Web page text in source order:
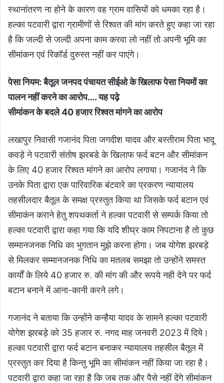
स्थानांतरण ना होने के कारण वह ग्राम वासियों को धमका रहा है।
हल्का पटवारी द्वारा ग्रामीणों से रिश्वत की मांग करते हुए कहा जा रहा
है कि जल्दी से जल्दी अपना काम करवा लो नहीं तो अपनी भूमि का
सीमांकन एवं रिकॉर्ड दुरुस्त नहीं कर पाएंगे।
पेसा नियम: बैतूल जनपद पंचायत सीईओ के खिलाफ पेसा नियमों का
पालन नहीं करने का आरोप…. यह पढ़े
सीमांकन के बदले 40 हजार रिश्वत मांगने का आरोप
लखापुर निवासी गजानंद पिता जगदीश यादव और बस्तीराम पिता भादू
कवड़े ने पटवारी संतोष झरबडे के खिलाफ फर्द बटन और सीमांकन
के लिए 40 हजार रिश्वत मांगने का आरोप लगाया। गजानंद ने कि
उनके पिता द्वारा एक पारिवारिक बंटवारे का प्रकरण न्यायालय
तहसीलदार बैतूल के समक्ष प्रस्तुत किया था जिसके फर्द बटान एवं
सीमाकंन कराने हेतु शपथकर्ता ने हल्का पटवारी से सम्पर्क किया तो
हल्का पटवारी द्वारा कहा गया कि यदि शीघ्र काम निपटाना है तो कुछ
सम्मानजनक निधि का भुगतान मुझे करना होगा। जब योगेश झरबड़े
से मिलकर सम्मानजनक निधि का मतलब समझा तो उन्होंने समस्त
कार्यों के लिये 40 हजार रु. की मांग की और रूपये नही देने पर फर्द
बटान बनाने में आना-कानी करने लगे।
गजानंद ने बताया कि उन्होंने कन्हैया यादव के सामने हल्का पटवारी
योगेश झरबड़े को 35 हजार रु. नगद माह जनवरी 2023 में दिये।
हल्का पटवारी द्वारा फर्द बटान बनाकर न्यायालय तहसील बैतूल में
प्रस्तुत कर दिया है किन्तु भूमि का सीमांकन नहीं किया जा रहा है।
पटवारी द्वारा कहा जा रहा है कि जब तक और पैसे नहीं देंगे सीमांकन